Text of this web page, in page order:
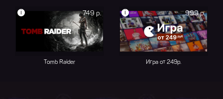
749 р.
i
Tomb Raider
999 р.
i
Игра от 249р.